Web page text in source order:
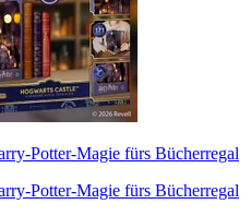
Potter-Magie fürs Bücherregal
Potter-Magie fürs Bücherregal